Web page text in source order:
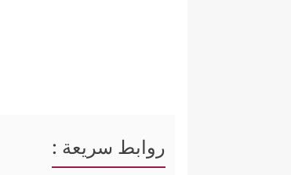
روابط سريعة :